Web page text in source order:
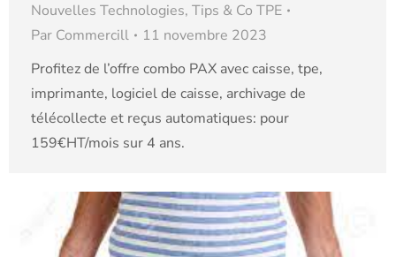
Nouvelles Technologies, Tips & Co TPE
Par Commercill
11 novembre 2023
Profitez de l’offre combo PAX avec caisse, tpe,
imprimante, logiciel de caisse, archivage de
télécollecte et reçus automatiques: pour
159€HT/mois sur 4 ans.